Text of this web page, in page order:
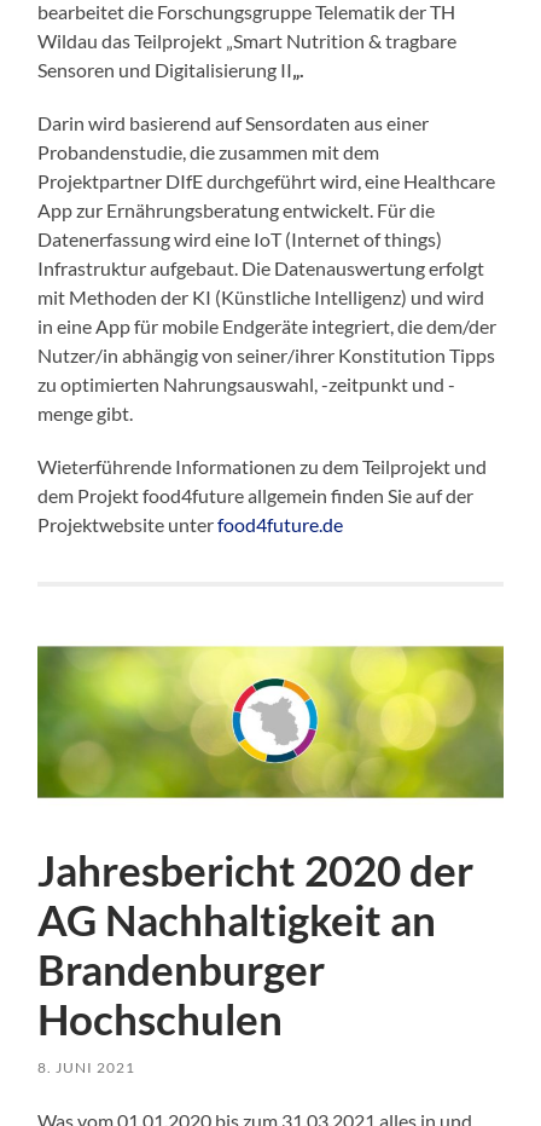
bearbeitet die Forschungsgruppe Telematik der TH
Wildau das Teilprojekt „Smart Nutrition & tragbare
Sensoren und Digitalisierung II„.
Darin wird basierend auf Sensordaten aus einer
Probandenstudie, die zusammen mit dem
Projektpartner DIfE durchgeführt wird, eine Healthcare
App zur Ernährungsberatung entwickelt. Für die
Datenerfassung wird eine IoT (Internet of things)
Infrastruktur aufgebaut. Die Datenauswertung erfolgt
mit Methoden der KI (Künstliche Intelligenz) und wird
in eine App für mobile Endgeräte integriert, die dem/der
Nutzer/in abhängig von seiner/ihrer Konstitution Tipps
zu optimierten Nahrungsauswahl, -zeitpunkt und -
menge gibt.
Wieterführende Informationen zu dem Teilprojekt und
dem Projekt food4future allgemein finden Sie auf der
Projektwebsite unterfood4future.de
Jahresbericht 2020 der
AG Nachhaltigkeit an
Brandenburger
Hochschulen
8. JUNI 2021
Was vom 01.01.2020 bis zum 31.03.2021 alles in und